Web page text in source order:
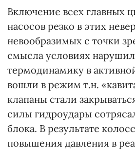
Включение всех главных
насосов резко в этих
невообразимых с точки
смысла условиях
термодинамику в
вошли в режим т.н.
клапаны стали
силы гидроудары
блока. В результате
повышения давления в